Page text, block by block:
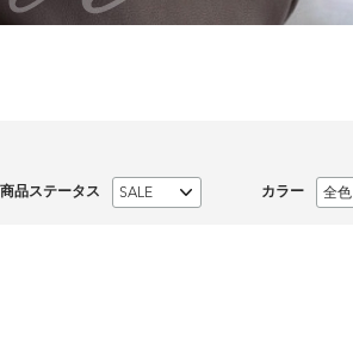
商品ステータス カラー